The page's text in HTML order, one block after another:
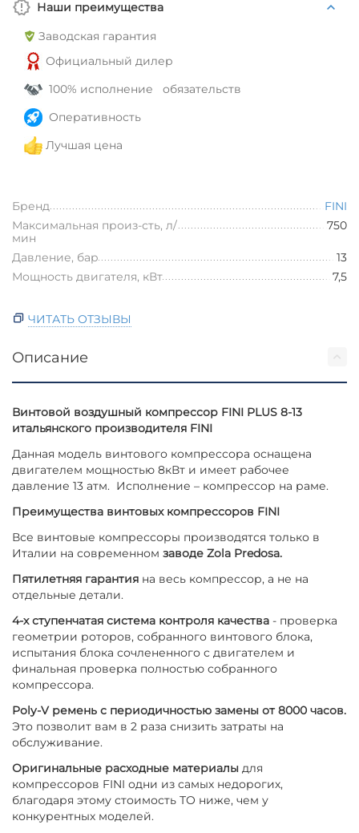
Наши преимущества
Заводская гарантия
Официальный дилер
100% исполнение обязательств
Оперативность
Лучшая цена
Бренд
FINI
Максимальная произ-сть, л/
мин
750
Давление, бар
13
Мощность двигателя, кВт
7,5
ЧИТАТЬ ОТЗЫВЫ
Описание
Винтовой воздушный компрессор FINI PLUS 8-13
итальянского производителя FINI
Данная модель винтового компрессора оснащена
двигателем мощностью 8кВт и имеет рабочее
давление 13 атм. Исполнение – компрессор на раме.
Преимущества винтовых компрессоров FINI
Все винтовые компрессоры производятся только в
Италии на современномзаводе Zola Predosa.
Пятилетняя гарантия на весь компрессор, а не на
отдельные детали.
4-х ступенчатая система контроля качества - проверка
геометрии роторов, собранного винтового блока,
испытания блока сочлененного с двигателем и
финальная проверка полностью собранного
компрессора.
Poly-V ремень с периодичностью замены от 8000 часов.
Это позволит вам в 2 раза снизить затраты на
обслуживание.
Оригинальные расходные материалы для
компрессоров FINI одни из самых недорогих,
благодаря этому стоимость ТО ниже, чем у
конкурентных моделей.